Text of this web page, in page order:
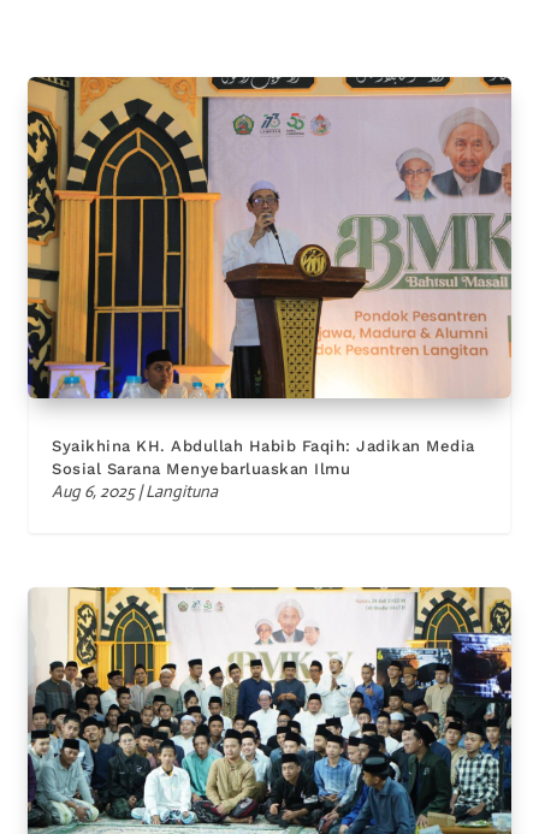
Syaikhina KH. Abdullah Habib Faqih: Jadikan Media
Sosial Sarana Menyebarluaskan Ilmu
Aug 6, 2025|Langituna